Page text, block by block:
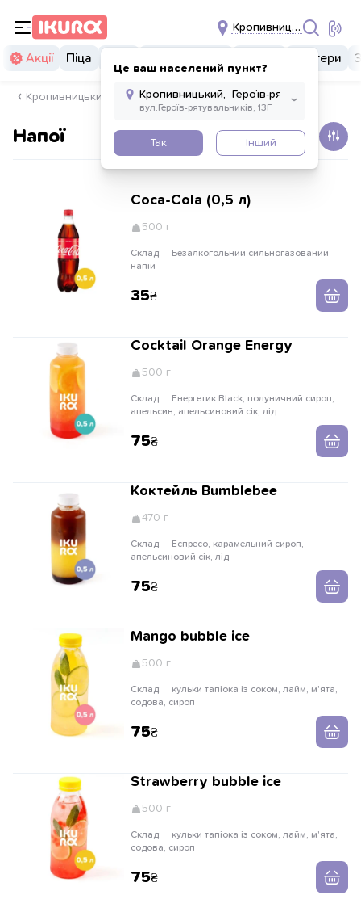
Це ваш населений пункт?
Так Інший
Акції Піца Бургери
Кропивницький, Героїв-рятувальників 13г
Напої
Coca-Cola (0,5 л)
500 г
Склад:
напій
35
Cocktail Orange Energy
500 г
Склад:
апельсин, апельсиновий сік, лід
75
Коктейль Вumblebee
470 г
Склад:
апельсиновий сік, лід
75
Mango bubble ice
500 г
Склад:
содова, сироп
75
Strawberry bubble ice
500 г
Склад:
содова, сироп
75